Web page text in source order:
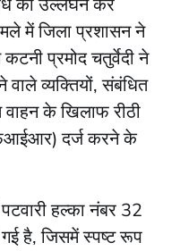
का उल्‍लंघन कर
में जिला प्रशासन ने
प्रमोद चतुर्वेदी ने
व्यक्तियों, संबंधित
के खिलाफ रीठी
दर्ज करने के
पटवारी हल्का नंबर 32
है, जिसमें स्पष्ट रूप